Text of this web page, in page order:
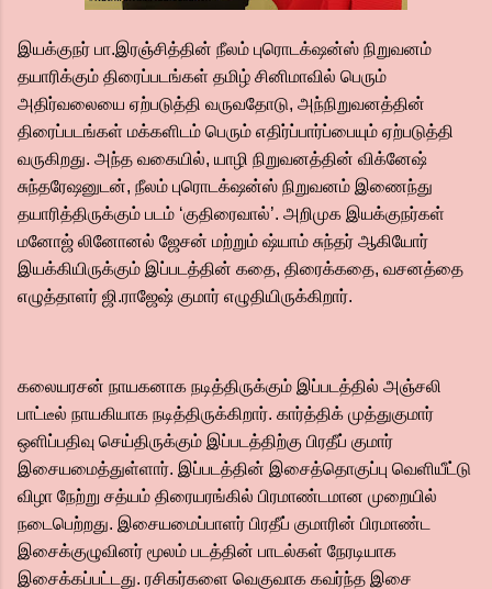
இயக்குநர் பா.இரஞ்சித்தின் நீலம் புரொடக்‌ஷன்ஸ் நிறுவனம்
தயாரிக்கும் திரைப்படங்கள் தமிழ் சினிமாவில் பெரும்
அதிர்வலையை ஏற்படுத்தி வருவதோடு, அந்நிறுவனத்தின்
திரைப்படங்கள் மக்களிடம் பெரும் எதிர்ப்பார்ப்பையும் ஏற்படுத்தி
வருகிறது. அந்த வகையில், யாழி நிறுவனத்தின் விக்னேஷ்
சுந்தரேஷனுடன், நீலம் புரொடக்‌ஷன்ஸ் நிறுவனம் இணைந்து
தயாரித்திருக்கும் படம் ‘குதிரைவால்’. அறிமுக இயக்குநர்கள்
மனோஜ் லினோனல் ஜேசன் மற்றும் ஷ்யாம் சுந்தர் ஆகியோர்
இயக்கியிருக்கும் இப்படத்தின் கதை, திரைக்கதை, வசனத்தை
எழுத்தாளர் ஜி.ராஜேஷ் குமார் எழுதியிருக்கிறார்.
கலையரசன் நாயகனாக நடித்திருக்கும் இப்படத்தில் அஞ்சலி
பாட்டீல் நாயகியாக நடித்திருக்கிறார். கார்த்திக் முத்துகுமார்
ஒளிப்பதிவு செய்திருக்கும் இப்படத்திற்கு பிரதீப் குமார்
இசையமைத்துள்ளார். இப்படத்தின் இசைத்தொகுப்பு வெளியீட்டு
விழா நேற்று சத்யம் திரையரங்கில் பிரமாண்டமான முறையில்
நடைபெற்றது. இசையமைப்பாளர் பிரதீப் குமாரின் பிரமாண்ட
இசைக்குழுவினர் மூலம் படத்தின் பாடல்கள் நேரடியாக
இசைக்கப்பட்டது. ரசிகர்களை வெகுவாக கவர்ந்த இசை